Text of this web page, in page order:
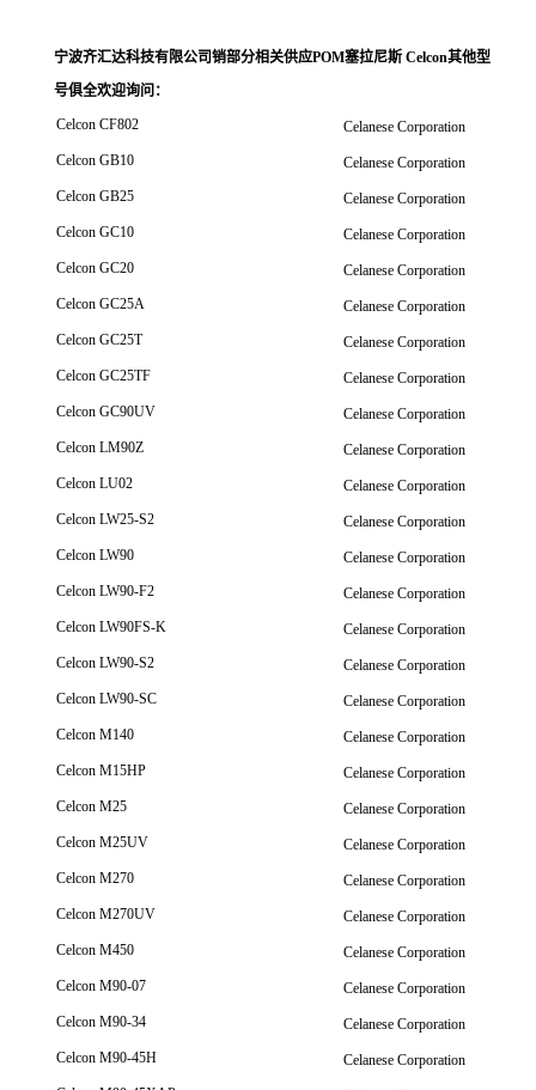
宁波齐汇达科技有限公司销部分相关供应POM塞拉尼斯 Celcon其他型
号俱全欢迎询问 ：
Celcon CF802
Celanese Corporation
Celcon GB10
Celanese Corporation
Celcon GB25
Celanese Corporation
Celcon GC10
Celanese Corporation
Celcon GC20
Celanese Corporation
Celcon GC25A
Celanese Corporation
Celcon GC25T
Celanese Corporation
Celcon GC25TF
Celanese Corporation
Celcon GC90UV
Celanese Corporation
Celcon LM90Z
Celanese Corporation
Celcon LU02
Celanese Corporation
Celcon LW25-S2
Celanese Corporation
Celcon LW90
Celanese Corporation
Celcon LW90-F2
Celanese Corporation
Celcon LW90FS-K
Celanese Corporation
Celcon LW90-S2
Celanese Corporation
Celcon LW90-SC
Celanese Corporation
Celcon M140
Celanese Corporation
Celcon M15HP
Celanese Corporation
Celcon M25
Celanese Corporation
Celcon M25UV
Celanese Corporation
Celcon M270
Celanese Corporation
Celcon M270UV
Celanese Corporation
Celcon M450
Celanese Corporation
Celcon M90-07
Celanese Corporation
Celcon M90-34
Celanese Corporation
Celcon M90-45H
Celanese Corporation